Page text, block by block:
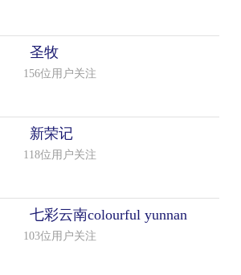
圣牧
156位用户关注
新荣记
118位用户关注
七彩云南colourful yunnan
103位用户关注